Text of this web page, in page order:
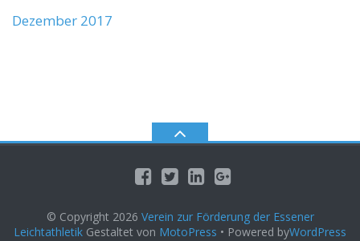
Dezember 2017
© Copyright 2026 Verein zur Förderung der Essener
Leichtathletik Gestaltet von MotoPress • Powered byWordPress